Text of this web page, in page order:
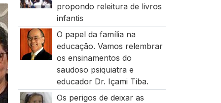
propondo releitura de livros
infantis
O papel da família na
educação. Vamos relembrar
os ensinamentos do
saudoso psiquiatra e
educador Dr. Içami Tiba.
Os perigos de deixar as